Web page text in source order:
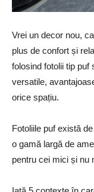
Vrei un decor nou,
plus de confort și
folosind fotolii tip puf
versatile,
orice spațiu.
Fotoliile puf există
o gamă largă de
pentru cei mici și nu